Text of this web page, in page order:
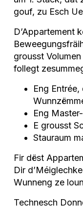
gouf, zu Esch
D’Appartement
grousst
follegt
Eng
Eng
E grousst
Stauraum
Fir dëst
Dir
Wunneng ze
Technesch